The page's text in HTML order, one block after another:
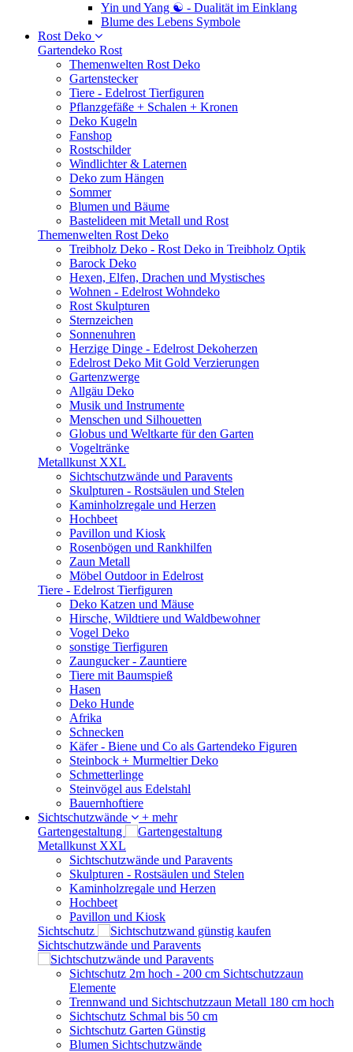
Yin und Yang ☯ - Dualität im Einklang
Blume des Lebens Symbole
Rost Deko
Gartendeko Rost
Themenwelten Rost Deko
Gartenstecker
Tiere - Edelrost Tierfiguren
Pflanzgefäße + Schalen + Kronen
Deko Kugeln
Fanshop
Rostschilder
Windlichter & Laternen
Deko zum Hängen
Sommer
Blumen und Bäume
Bastelideen mit Metall und Rost
Themenwelten Rost Deko
Treibholz Deko - Rost Deko in Treibholz Optik
Barock Deko
Hexen, Elfen, Drachen und Mystisches
Wohnen - Edelrost Wohndeko
Rost Skulpturen
Sternzeichen
Sonnenuhren
Herzige Dinge - Edelrost Dekoherzen
Edelrost Deko Mit Gold Verzierungen
Gartenzwerge
Allgäu Deko
Musik und Instrumente
Menschen und Silhouetten
Globus und Weltkarte für den Garten
Vogeltränke
Metallkunst XXL
Sichtschutzwände und Paravents
Skulpturen - Rostsäulen und Stelen
Kaminholzregale und Herzen
Hochbeet
Pavillon und Kiosk
Rosenbögen und Rankhilfen
Zaun Metall
Möbel Outdoor in Edelrost
Tiere - Edelrost Tierfiguren
Deko Katzen und Mäuse
Hirsche, Wildtiere und Waldbewohner
Vogel Deko
sonstige Tierfiguren
Zaungucker - Zauntiere
Tiere mit Baumspieß
Hasen
Deko Hunde
Afrika
Schnecken
Käfer - Biene und Co als Gartendeko Figuren
Steinbock + Murmeltier Deko
Schmetterlinge
Steinvögel aus Edelstahl
Bauernhoftiere
Sichtschutzwände
+ mehr
Gartengestaltung
Metallkunst XXL
Sichtschutzwände und Paravents
Skulpturen - Rostsäulen und Stelen
Kaminholzregale und Herzen
Hochbeet
Pavillon und Kiosk
Sichtschutz
Sichtschutzwände und Paravents
Sichtschutz 2m hoch - 200 cm Sichtschutzzaun
Elemente
Trennwand und Sichtschutzzaun Metall 180 cm hoch
Sichtschutz Schmal bis 50 cm
Sichtschutz Garten Günstig
Blumen Sichtschutzwände